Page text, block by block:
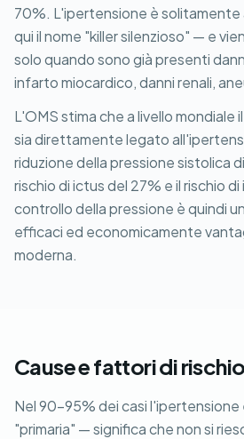
70%. L'ipertensione è
qui il nome "killer silenzioso" — e
solo quando sono già presenti
infarto miocardico, danni renali,
L'OMS stima che a livello mondiale
sia direttamente legato
riduzione della pressione sistolica
rischio di ictus del 27% e il rischio
controllo della pressione è quindi
efficaci ed economicamente
moderna.
Cause e fattori di rischio
Nel 90-95% dei casi l'ipertensione
"primaria" — significa che non si